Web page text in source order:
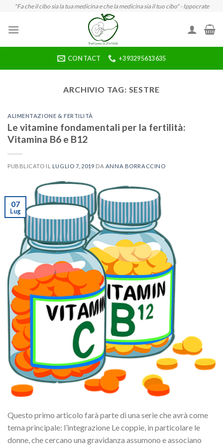
content
"Fa che il cibo sia la tua medicina e che la medicina sia il tuo cibo" - Ippocrate
CONTACT +393295613635
ARCHIVIO TAG: SESTRE
ALIMENTAZIONE & FERTILITÀ
Le vitamine fondamentali per la fertilità:
Vitamina B6 e B12
PUBBLICATO IL LUGLIO 7, 2019 DA ANNA BORRACCINO
07
Lug
Questo primo articolo farà parte di una serie che avrà come
tema principale: l’integrazione Le coppie, in particolare le
donne, che cercano una gravidanza assumono e associano